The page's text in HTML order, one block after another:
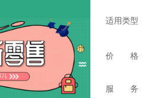
适用类型
价 格
服 务